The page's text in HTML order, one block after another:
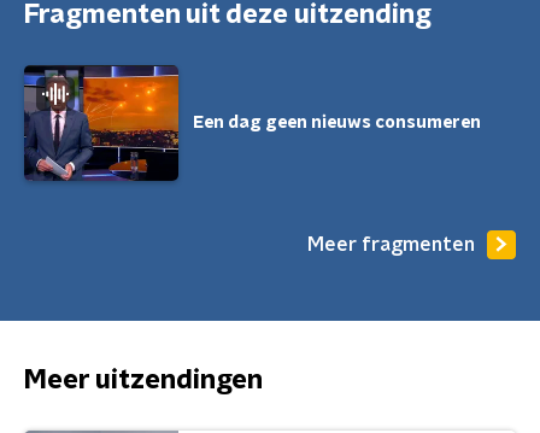
Fragmenten uit deze uitzending
Een dag geen nieuws consumeren
Meer fragmenten
Meer uitzendingen